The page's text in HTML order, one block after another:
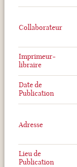
Collaborateur
Imprimeur-
libraire
Date de
Publication
Adresse
Lieu de
Publication